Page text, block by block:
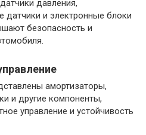
давления,
датчики и электронные блоки
безопасность и
амортизаторы,
и другие компоненты,
управление и устойчивость